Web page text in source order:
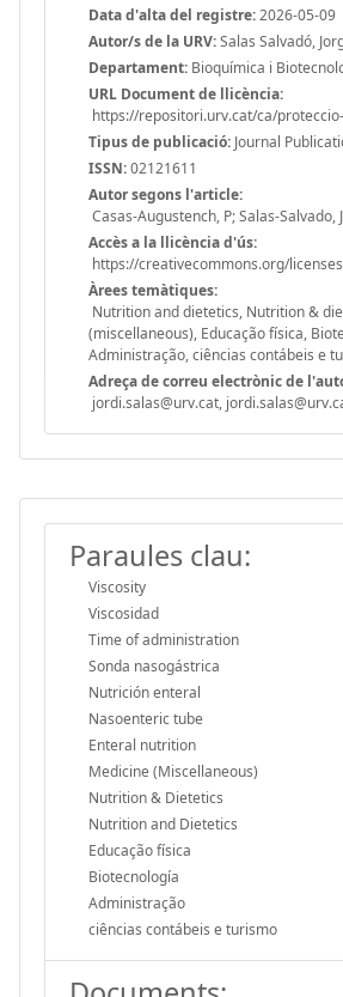
Data d'alta del registre:2026-05-09
Autor/s de la URV:Salas Salvadó,
Departament: Bioquímica i
URL Document de llicència:
https://repositori.urv.cat/ca/
Tipus de publicació: Journal
ISSN:02121611
Autor segons l'article:
Casas-Augustench, P; Salas-Salvado, J
Accès a la llicència d'ús:
https://creativecommons.org/
Àrees temàtiques:
Nutrition and dietetics, Nutrition &
(miscellaneous), Educação física,
Administração, ciências contábeis e
Adreça de correu electrònic de
jordi.salas@urv.cat,
Paraules clau:
Viscosity
Viscosidad
Time of administration
Sonda nasogástrica
Nutrición enteral
Nasoenteric tube
Enteral nutrition
Medicine (Miscellaneous)
Nutrition & Dietetics
Nutrition and Dietetics
Educação física
Biotecnología
Administração
ciências contábeis e turismo